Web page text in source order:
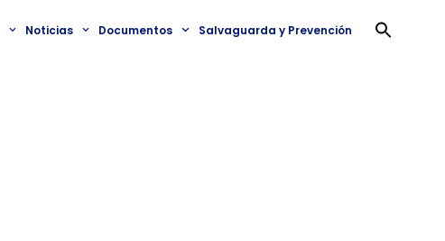
Noticias Documentos Salvaguarda y Prevención